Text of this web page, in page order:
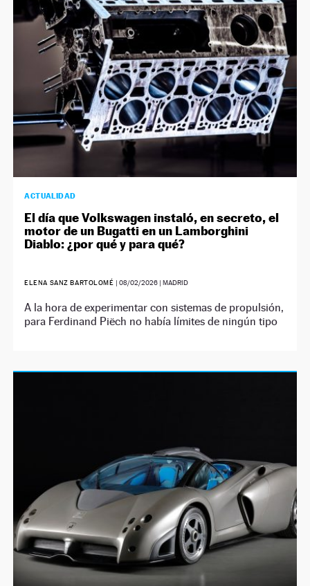
NEWSLETTER
ACTUALIDAD
El día que Volkswagen instaló, en secreto, el
motor de un Bugatti en un Lamborghini
Diablo: ¿por qué y para qué?
ELENA SANZ BARTOLOMÉ | 08/02/2026| MADRID
A la hora de experimentar con sistemas de propulsión,
para Ferdinand Piëch no había límites de ningún tipo